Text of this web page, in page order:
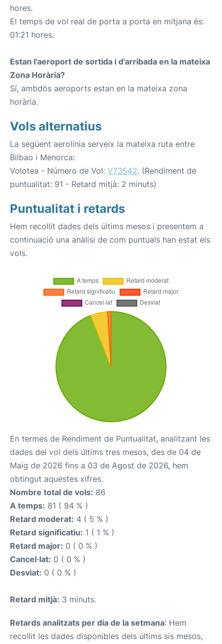
hores.
El temps de vol real de porta a porta en mitjana és:
01:21 hores.
Estan l'aeroport de sortida i d'arribada en la mateixa
Zona Horària?
Sí, ambdós aeroports estan en la mateixa zona
horària.
Vols alternatius
La següent aerolínia serveix la mateixa ruta entre
Bilbao i Menorca:
Volotea - Número de Vol: V73542. (Rendiment de
puntualitat: 91 - Retard mitjà: 2 minuts)
Puntualitat i retards
Hem recollit dades dels últims mesos i presentem a
continuació una anàlisi de com puntuals han estat els
vols.
En termes de Rendiment de Puntualitat, analitzant les
dades del vol dels últims tres mesos, des de 04 de
Maig de 2026 fins a 03 de Agost de 2026, hem
obtingut aquestes xifres.
Nombre total de vols: 86
A temps: 81 ( 94 % )
Retard moderat: 4 ( 5 % )
Retard significatiu: 1 ( 1 % )
Retard major: 0 ( 0 % )
Cancel·lat: 0 ( 0 % )
Desviat: 0 ( 0 % )
Retard mitjà: 3 minuts.
Retards analitzats per dia de la setmana: Hem
recollit les dades disponibles dels últims sis mesos,